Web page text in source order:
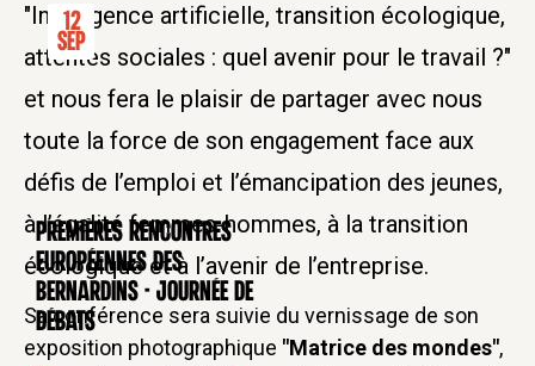
CONFÉRENCE
12
Sep
Premières rencontres
européennes des
Bernardins - Journée de
débats
"Intelligence artificielle, transition écologique,
attentes sociales : quel avenir pour le travail ?"
et nous fera le plaisir de partager avec nous
toute la force de son engagement face aux
défis de l’emploi et l’émancipation des jeunes,
à l’égalité femmes-hommes, à la transition
écologique et à l’avenir de l’entreprise.
Sa conférence sera suivie du vernissage de son
exposition photographique "Matrice des mondes",